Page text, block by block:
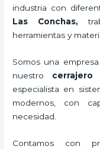
industria con
Las Conchas,
herramientas y
Somos una
nuestro cerrajero
especialista en
modernos, con
necesidad.
Contamos con